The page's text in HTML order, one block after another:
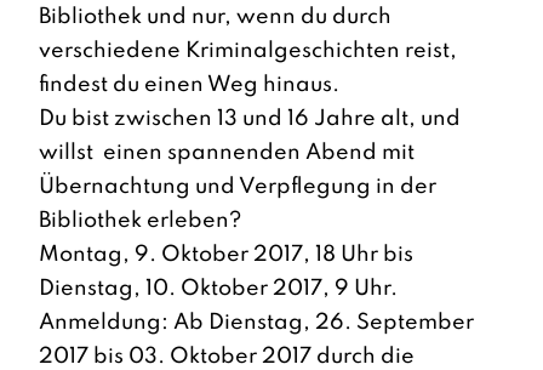
Bibliothek und nur, wenn du durch
verschiedene Kriminalgeschichten reist,
findest du einen Weg hinaus.
Du bist zwischen 13 und 16 Jahre alt, und
willst einen spannenden Abend mit
Übernachtung und Verpflegung in der
Bibliothek erleben?
Montag, 9. Oktober 2017, 18 Uhr bis
Dienstag, 10. Oktober 2017, 9 Uhr.
Anmeldung: Ab Dienstag, 26. September
2017 bis 03. Oktober 2017 durch die